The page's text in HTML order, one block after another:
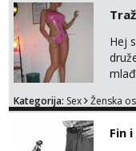
Hej
Kategorija: Sex Ženska
Fin